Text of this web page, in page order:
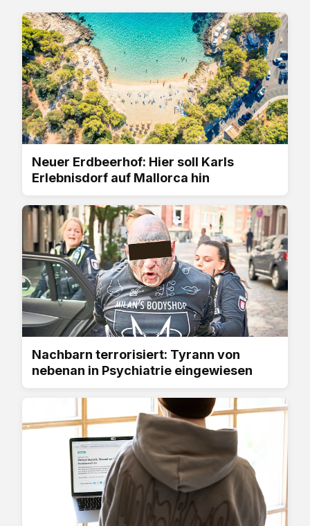
Neuer Erdbeerhof: Hier soll Karls
Erlebnisdorf auf Mallorca hin
Nachbarn terrorisiert: Tyrann von
nebenan in Psychiatrie eingewiesen